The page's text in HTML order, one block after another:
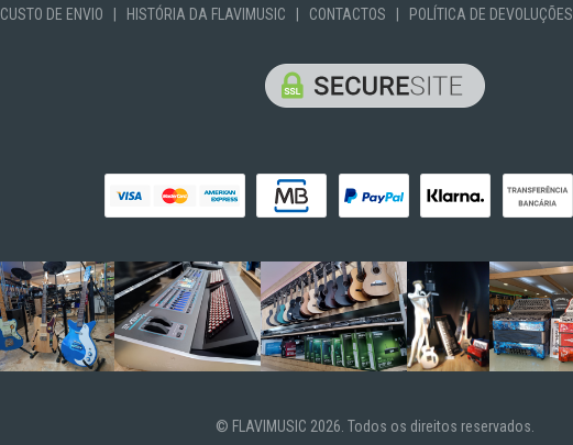
CUSTO DE ENVIO HISTÓRIA DA FLAVIMUSIC CONTACTOS POLÍTICA DE DEVOLUÇÕES
© FLAVIMUSIC 2026. Todos os direitos reservados.